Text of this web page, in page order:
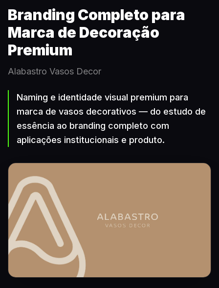
Branding Completo para
Marca de Decoração
Premium
Alabastro Vasos Decor
Naming e identidade visual premium para
marca de vasos decorativos — do estudo de
essência ao branding completo com
aplicações institucionais e produto.